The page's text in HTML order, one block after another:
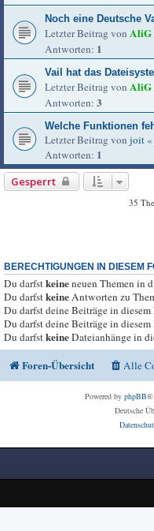
Noch eine Deutsche
Letzter Beitrag von AliG
Antworten: 1
Vail hat das
Letzter Beitrag von AliG
Antworten: 3
Welche Funktionen
Letzter Beitrag von joit «
Antworten: 1
Gesperrt
35
BERECHTIGUNGEN IN DIESEM
Du darfstkeineneuen Themen in
Du darfstkeineAntworten zu
Du darfst deine Beiträge in diesem
Du darfst deine Beiträge in diesem
Du darfstkeineDateianhänge in
Foren-Übersicht Alle
Powered by phpBB®
Deutsche